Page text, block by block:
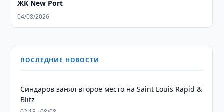
ЖК New Port
04/08/2026
ПОСЛЕДНИЕ НОВОСТИ
Синдаров занял второе место на Saint Louis Rapid &
Blitz